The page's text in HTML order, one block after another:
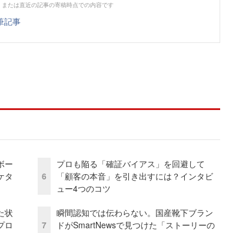
たは直近の記事の寄稿時点での内容です
記事
ー
タ
状
ロ
6
プロも陥る「確証バイアス」を回避して
「顧客の本音」を引き出すには？インタビ
ュー4つのコツ
7
瞬間認知では伝わらない。国産靴下ブラン
ドがSmartNewsで見つけた「ストーリーの